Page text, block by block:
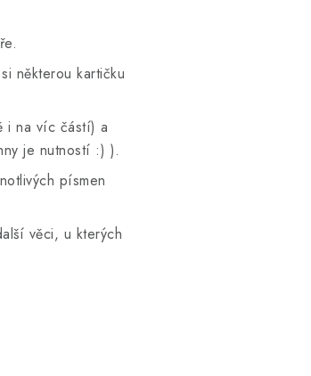
některou kartičku
i na víc částí) a
je nutností :) ).
písmen
věci, u kterých